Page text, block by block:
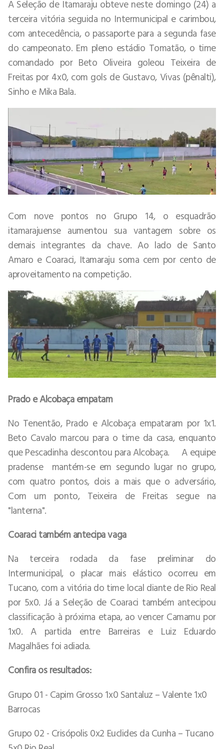
A Seleção de Itamaraju obteve neste domingo (24) a
terceira vitória seguida no Intermunicipal e carimbou,
com antecedência, o passaporte para a segunda fase
do campeonato. Em pleno estádio Tomatão, o time
comandado por Beto Oliveira goleou Teixeira de
Freitas por 4x0, com gols de Gustavo, Vivas (pênalti),
Sinho e Mika Bala.
Com nove pontos no Grupo 14, o esquadrão
itamarajuense aumentou sua vantagem sobre os
demais integrantes da chave. Ao lado de Santo
Amaro e Coaraci, Itamaraju soma cem por cento de
aproveitamento na competição.
Prado e Alcobaça empatam
No Tenentão, Prado e Alcobaça empataram por 1x1.
Beto Cavalo marcou para o time da casa, enquanto
que Pescadinha descontou para Alcobaça. A equipe
pradense mantém-se em segundo lugar no grupo,
com quatro pontos, dois a mais que o adversário,
Com um ponto, Teixeira de Freitas segue na
"lanterna".
Coaraci também antecipa vaga
Na terceira rodada da fase preliminar do
Intermunicipal, o placar mais elástico ocorreu em
Tucano, com a vitória do time local diante de Rio Real
por 5x0. Já a Seleção de Coaraci também antecipou
classificação à próxima etapa, ao vencer Camamu por
1x0. A partida entre Barreiras e Luiz Eduardo
Magalhães foi adiada.
Confira os resultados:
Grupo 01 - Capim Grosso 1x0 Santaluz – Valente 1x0
Barrocas
Grupo 02 - Crisópolis 0x2 Euclides da Cunha – Tucano